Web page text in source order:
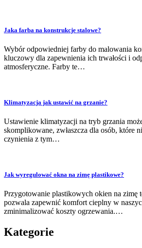
Jaka farba na konstrukcje stalowe?
Wybór odpowiedniej farby do malowania
kluczowy dla zapewnienia ich trwałości i
atmosferyczne. Farby te…
Klimatyzacja jak ustawić na grzanie?
Ustawienie klimatyzacji na tryb grzania
skomplikowane, zwłaszcza dla osób, które
czynienia z tym…
Jak wyregulować okna na zimę plastikowe?
Przygotowanie plastikowych okien na
pozwala zapewnić komfort cieplny w
zminimalizować koszty ogrzewania.…
Kategorie